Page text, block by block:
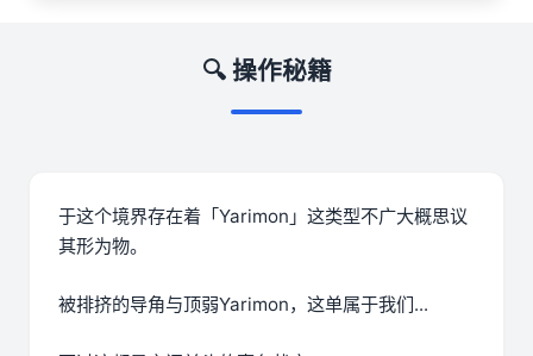
🔍 操作秘籍
于这个境界存在着「Yarimon」这类型不广大概思议
其形为物。
被排挤的导角与顶弱Yarimon，这单属于我们...